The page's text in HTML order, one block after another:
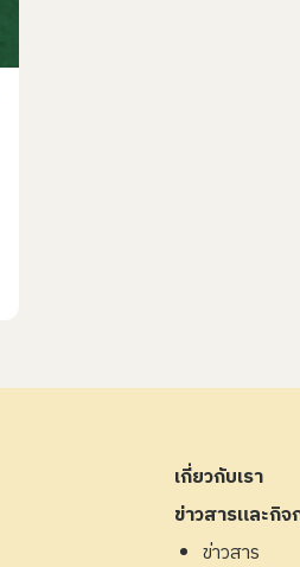
เกี่ยวกับเรา
ข่าวสารและกิจ
ข่าวสาร